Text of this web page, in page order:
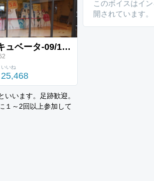
インキュベータ-09/12大須
いいね
25,468
いいます。足跡歓迎。
１～2回以上参加して
このボイスはイ
開されています。